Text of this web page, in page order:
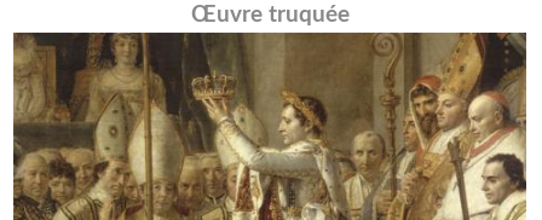
Œuvre truquée